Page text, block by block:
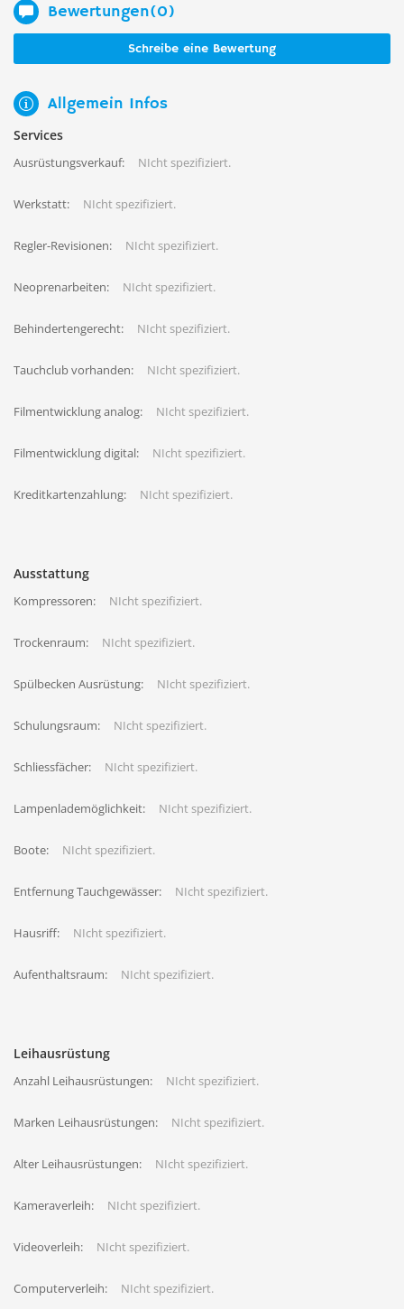
Bewertungen(0)
Schreibe eine Bewertung
Allgemein Infos
Services
Ausrüstungsverkauf: NIcht spezifiziert.
Werkstatt: NIcht spezifiziert.
Regler-Revisionen: NIcht spezifiziert.
Neoprenarbeiten: NIcht spezifiziert.
Behindertengerecht: NIcht spezifiziert.
Tauchclub vorhanden: NIcht spezifiziert.
Filmentwicklung analog: NIcht spezifiziert.
Filmentwicklung digital: NIcht spezifiziert.
Kreditkartenzahlung: NIcht spezifiziert.
Ausstattung
Kompressoren: NIcht spezifiziert.
Trockenraum: NIcht spezifiziert.
Spülbecken Ausrüstung: NIcht spezifiziert.
Schulungsraum: NIcht spezifiziert.
Schliessfächer: NIcht spezifiziert.
Lampenlademöglichkeit: NIcht spezifiziert.
Boote: NIcht spezifiziert.
Entfernung Tauchgewässer: NIcht spezifiziert.
Hausriff: NIcht spezifiziert.
Aufenthaltsraum: NIcht spezifiziert.
Leihausrüstung
Anzahl Leihausrüstungen: NIcht spezifiziert.
Marken Leihausrüstungen: NIcht spezifiziert.
Alter Leihausrüstungen: NIcht spezifiziert.
Kameraverleih: NIcht spezifiziert.
Videoverleih: NIcht spezifiziert.
Computerverleih: NIcht spezifiziert.